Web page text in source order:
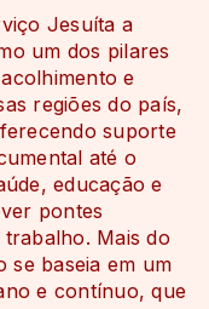
Jesuíta a
um dos pilares
e
regiões do país,
suporte
até o
educação e
pontes
Mais do
se baseia em um
e contínuo, que